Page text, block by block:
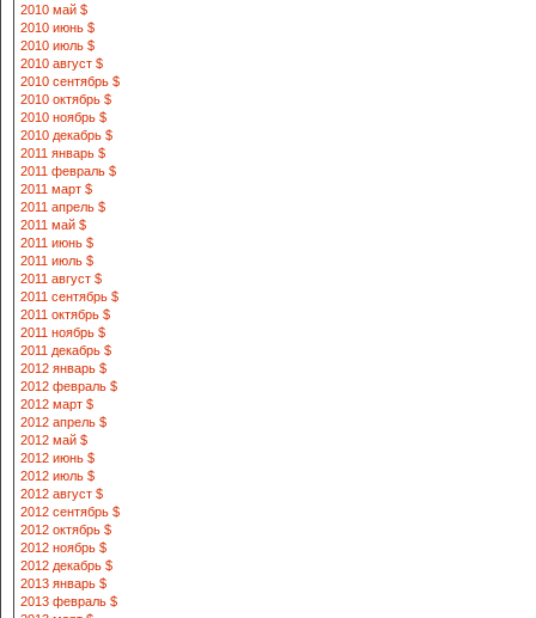
2010 май $
2010 июнь $
2010 июль $
2010 август $
2010 сентябрь $
2010 октябрь $
2010 ноябрь $
2010 декабрь $
2011 январь $
2011 февраль $
2011 март $
2011 апрель $
2011 май $
2011 июнь $
2011 июль $
2011 август $
2011 сентябрь $
2011 октябрь $
2011 ноябрь $
2011 декабрь $
2012 январь $
2012 февраль $
2012 март $
2012 апрель $
2012 май $
2012 июнь $
2012 июль $
2012 август $
2012 сентябрь $
2012 октябрь $
2012 ноябрь $
2012 декабрь $
2013 январь $
2013 февраль $